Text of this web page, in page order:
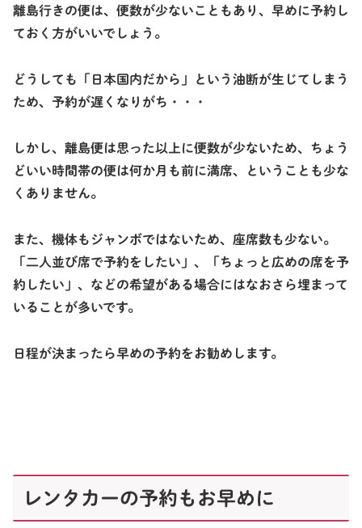
離島行きの便は、便数が少ないこともあり、早めに予約し
ておく方がいいでしょう。
どうしても「日本国内だから」という油断が生じてしまう
ため、予約が遅くなりがち・・・
しかし、離島便は思った以上に便数が少ないため、ちょう
どいい時間帯の便は何か月も前に満席、ということも少な
くありません。
また、機体もジャンボではないため、座席数も少ない。
「二人並び席で予約をしたい」、「ちょっと広めの席を予
約したい」、などの希望がある場合にはなおさら埋まって
いることが多いです。
日程が決まったら早めの予約をお勧めします。
レンタカーの予約もお早めに